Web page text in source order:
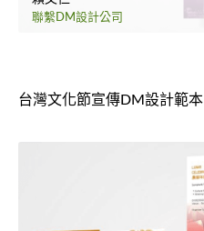
聯繫DM設計公司
台灣文化節宣傳DM設計範本